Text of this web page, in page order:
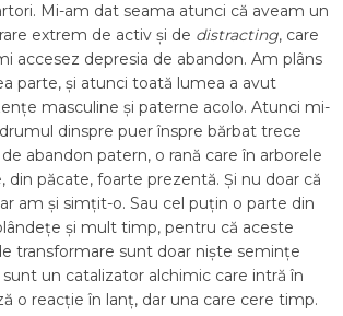
Mi-am dat seama atunci că aveam un
extrem de activ și de distracting, care
accesez depresia de abandon. Am plâns
parte, și atunci toată lumea a avut
masculine și paterne acolo. Atunci mi-
dinspre puer înspre bărbat trece
abandon patern, o rană care în arborele
din păcate, foarte prezentă. Și nu doar că
am și simțit-o. Sau cel puțin o parte din
și mult timp, pentru că aceste
transformare sunt doar niște semințe
un catalizator alchimic care intră în
o reacție în lanț, dar una care cere timp.